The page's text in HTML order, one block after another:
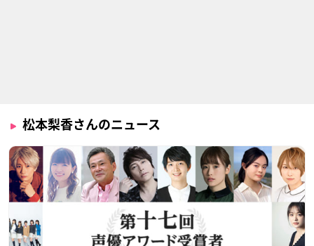
ポケットモンスター
ポケットモンスター
ベストウイッシュ シ
ポケットモンスター
ベストウイッシュ
松本梨香さんのニュース